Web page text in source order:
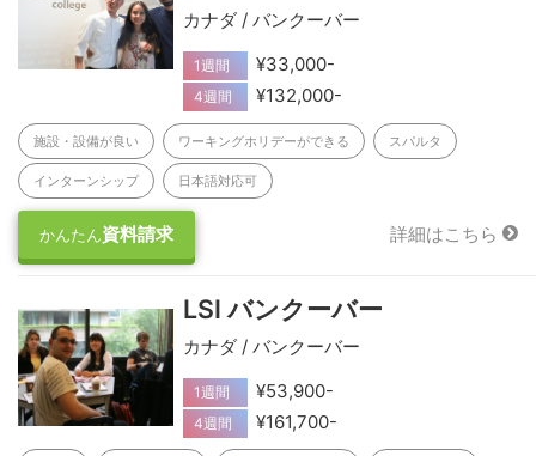
カナダ / バンクーバー
1週間 ¥33,000-
4週間 ¥132,000-
施設・設備が良い ワーキングホリデーができる スパルタ
インターンシップ 日本語対応可
かんたん資料請求 詳細はこちら
LSI バンクーバー
カナダ / バンクーバー
1週間 ¥53,900-
4週間 ¥161,700-